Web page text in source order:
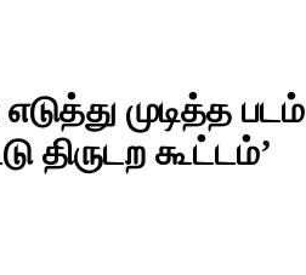
முடித்த
திருடற கூட்டம்’